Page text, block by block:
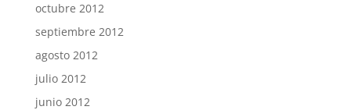
octubre 2012
septiembre 2012
agosto 2012
julio 2012
junio 2012